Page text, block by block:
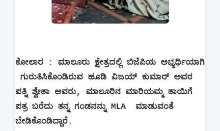
ಕೋಲಾರ : ಮಾಲೂರು ಕ್ಷೇತ್ರದಲ್ಲಿ ಬಿಜೆಪಿಯ ಅಭ್ಯರ್ಥಿಯಾಗಿ
ಗುರುತಿಸಿಕೊಂಡಿರುವ ಹೂಡಿ ವಿಜಯ್ ಕುಮಾರ್ ಅವರ
ಪತ್ನಿ ಶ್ವೇತಾ ಅವರು, ಮಾಲೂರಿನ ಮಾರಿಯಮ್ಮ ತಾಯಿಗೆ
ಪತ್ರ ಬರೆದು ತನ್ನ ಗಂಡನನ್ನು MLA
ಮಾಡುವಂತೆ
ಬೇಡಿಕೊಂಡಿದ್ದಾರೆ.